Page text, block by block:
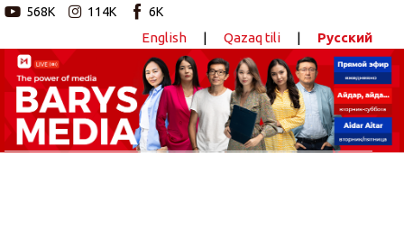
568K 114K 6K
English | Qazaq tili | Русский
Новостной портал
Главная